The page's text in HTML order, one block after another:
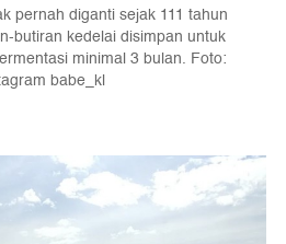
pernah diganti sejak 111 tahun
butiran kedelai disimpan untuk
minimal 3 bulan. Foto:
babe_kl